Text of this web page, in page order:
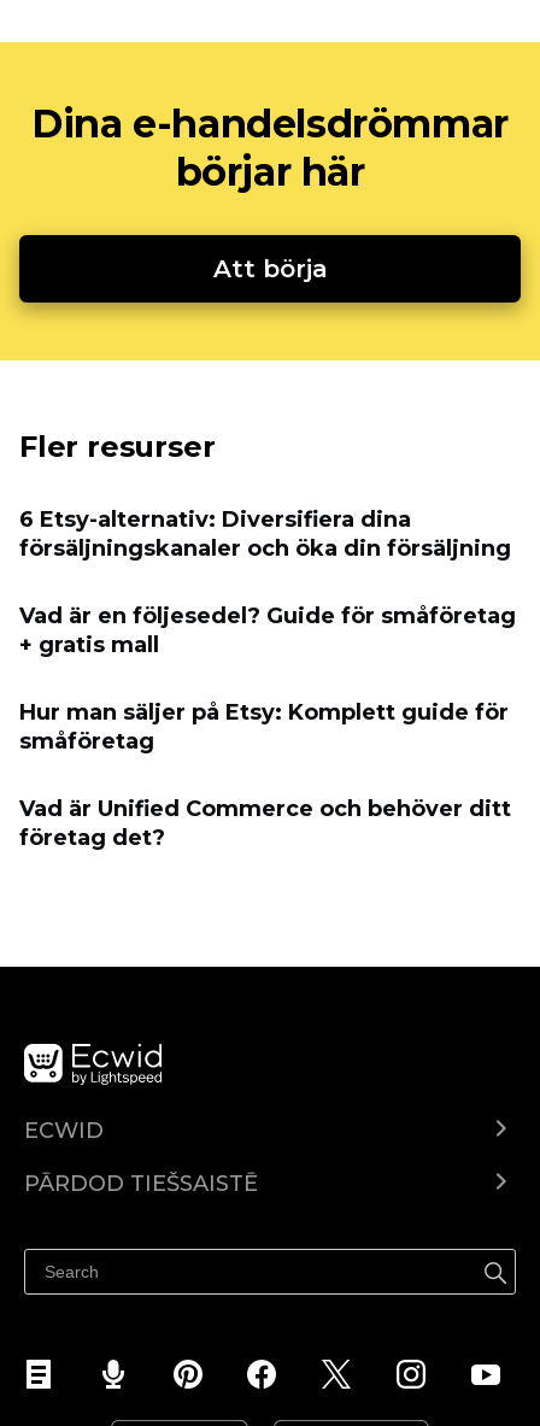
Dina e-handelsdrömmar
börjar här
Att börja
Fler resurser
6 Etsy-alternativ: Diversifiera dina
försäljningskanaler och öka din försäljning
Vad är en följesedel? Guide för småföretag
+ gratis mall
Hur man säljer på Etsy: Komplett guide för
småföretag
Vad är Unified Commerce och behöver ditt
företag det?
ECWID
Izcenojumi
PĀRDOD TIEŠSAISTĒ
Pārdod Facebook
Pārdod Instagram